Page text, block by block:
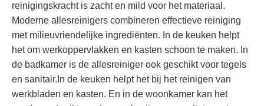
reinigingskracht is zacht en mild voor het materiaal.
Moderne allesreinigers combineren effectieve reiniging
met milieuvriendelijke ingrediënten. In de keuken helpt
het om werkoppervlakken en kasten schoon te maken. In
de badkamer is de allesreiniger ook geschikt voor tegels
en sanitair.In de keuken helpt het bij het reinigen van
werkbladen en kasten. En in de woonkamer kan het